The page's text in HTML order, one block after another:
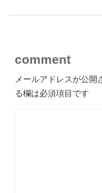
comment
メールアドレスが公開
る欄は必須項目です